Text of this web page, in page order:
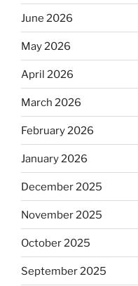
June 2026
May 2026
April 2026
March 2026
February 2026
January 2026
December 2025
November 2025
October 2025
September 2025